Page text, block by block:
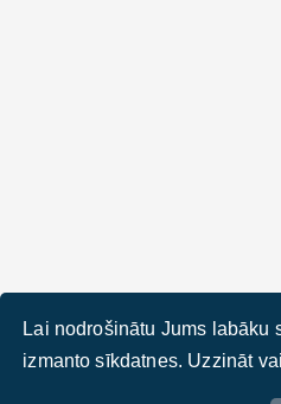
Lai nodrošinātu Jums labāku
izmanto sīkdatnes. Uzzināt